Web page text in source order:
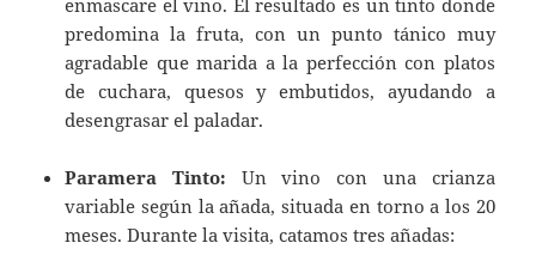
predomina la fruta, con un punto tánico muy
agradable que marida a la perfección con platos
de cuchara, quesos y embutidos, ayudando a
desengrasar el paladar.
Paramera Tinto: Un vino con una crianza
variable según la añada, situada en torno a los 20
meses. Durante la visita, catamos tres añadas: